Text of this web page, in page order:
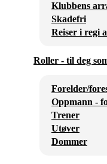
Klubbens
Skadefri
Reiser i regi
Roller - til deg
Forelder/
Oppmann -
Trener
Utøver
Dommer